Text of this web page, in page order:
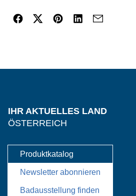
IHR AKTUELLES LAND
ÖSTERREICH
Produktkatalog
Newsletter abonnieren
Badausstellung finden